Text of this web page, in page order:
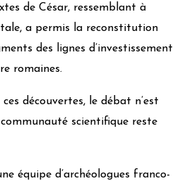
de César, ressemblant à
a permis la reconstitution
des lignes d’investissement
romaines.
découvertes, le débat n’est
scientifique reste
équipe d’archéologues franco-